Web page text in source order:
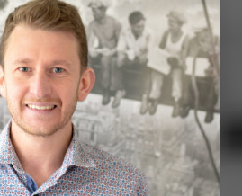
financières voir organisationnelles
votre projet.
auprès d’Alain Goutagny, m’a
toutes les facettes
urbanistiques et
pour élaborer ensemble